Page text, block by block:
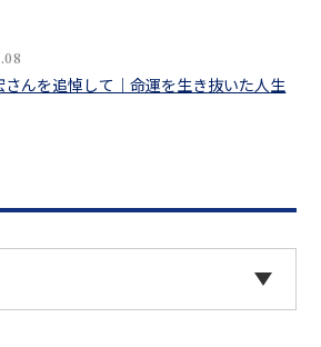
さんを追悼して｜命運を生き抜いた人生